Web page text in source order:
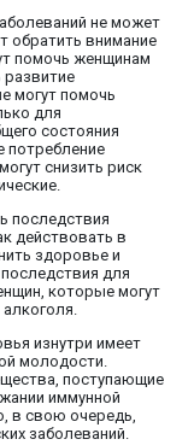
не может
обратить внимание
помочь женщинам
могут помочь
для
состояния
потребление
снизить риск
последствия
действовать в
здоровье и
для
которые могут
изнутри имеет
молодости.
поступающие
иммунной
в свою очередь,
заболеваний.